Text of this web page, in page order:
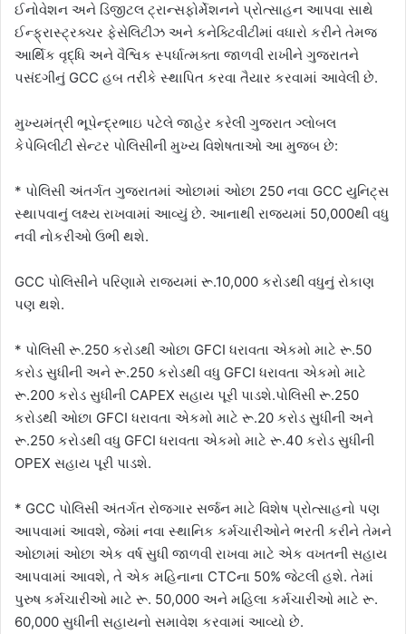
ઈનોવેશન અને ડિજીટલ ટ્રાન્સફોર્મેશનને પ્રોત્સાહન આપવા સાથે
ઈન્ફ્રાસ્ટ્રક્ચર ફેસેલિટીઝ અને કનેક્ટિવીટીમાં વધારો કરીને તેમજ
આર્થિક વૃદ્ધિ અને વૈશ્વિક સ્પર્ધાત્મક્તા જાળવી રાખીને ગુજરાતને
પસંદગીનું GCC હબ તરીકે સ્થાપિત કરવા તૈયાર કરવામાં આવેલી છે.
મુખ્યમંત્રી ભૂપેન્દ્રભાઇ પટેલે જાહેર કરેલી ગુજરાત ગ્લોબલ
કેપેબિલીટી સેન્ટર પોલિસીની મુખ્ય વિશેષતાઓ આ મુજબ છે:
* પોલિસી અંતર્ગત ગુજરાતમાં ઓછામાં ઓછા 250 નવા GCC યુનિટ્સ
સ્થાપવાનું લક્ષ્ય રાખવામાં આવ્યું છે. આનાથી રાજ્યમાં 50,000થી વધુ
નવી નોકરીઓ ઉભી થશે.
GCC પોલિસીને પરિણામે રાજ્યમાં રૂ.10,000 કરોડથી વધુનું રોકાણ
પણ થશે.
* પોલિસી રૂ.250 કરોડથી ઓછા GFCI ધરાવતા એકમો માટે રૂ.50
કરોડ સુધીની અને રૂ.250 કરોડથી વધુ GFCI ધરાવતા એકમો માટે
રૂ.200 કરોડ સુધીની CAPEX સહાય પૂરી પાડશે.પોલિસી રૂ.250
કરોડથી ઓછા GFCI ધરાવતા એકમો માટે રૂ.20 કરોડ સુધીની અને
રૂ.250 કરોડથી વધુ GFCI ધરાવતા એકમો માટે રૂ.40 કરોડ સુધીની
OPEX સહાય પૂરી પાડશે.
* GCC પોલિસી અંતર્ગત રોજગાર સર્જન માટે વિશેષ પ્રોત્સાહનો પણ
આપવામાં આવશે, જેમાં નવા સ્થાનિક કર્મચારીઓને ભરતી કરીને તેમને
ઓછામાં ઓછા એક વર્ષ સુધી જાળવી રાખવા માટે એક વખતની સહાય
આપવામાં આવશે, તે એક મહિનાના CTCના 50% જેટલી હશે. તેમાં
પુરુષ કર્મચારીઓ માટે રૂ. 50,000 અને મહિલા કર્મચારીઓ માટે રૂ.
60,000 સુધીની સહાયનો સમાવેશ કરવામાં આવ્યો છે.